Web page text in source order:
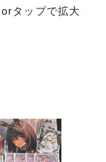
タップで拡大